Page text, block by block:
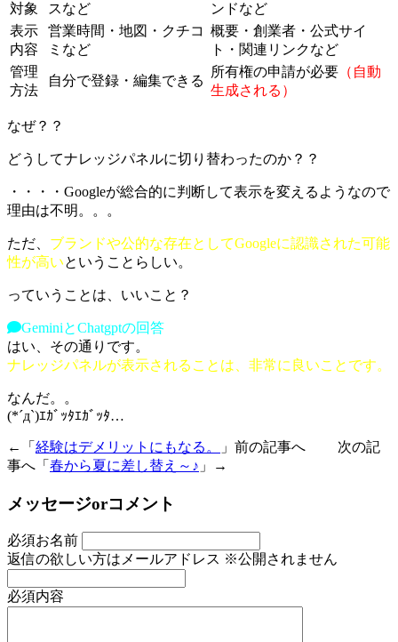
対象
スなど
ンドなど
表示
内容
営業時間・地図・クチコ
ミなど
概要・創業者・公式サイ
ト・関連リンクなど
管理
方法
自分で登録・編集できる
所有権の申請が必要 （自動
生成される）
なぜ？？
どうしてナレッジパネルに切り替わったのか？？
・・・・Googleが総合的に判断して表示を変えるようなので
理由は不明。。。
ただ、 ブランドや公的な存在としてGoogleに認識された可能
性が高いということらしい。
っていうことは、いいこと？
GeminiとChatgptの回答
はい、その通りです。
ナレッジパネルが表示されることは、非常に良いことです。
なんだ。。
(*´д`)ｴｶﾞｯﾀｴｶﾞｯﾀ…
←「 経験はデメリットにもなる。
」前の記事へ 次の記
事へ「 春から夏に差し替え～♪ 」→
メッセージorコメント
必須お名前
返信の欲しい方はメールアドレス ※公開されません
必須内容